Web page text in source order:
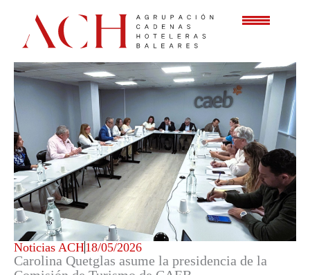
contenido
Noticias ACH18/05/2026
Carolina Quetglas asume la presidencia de la